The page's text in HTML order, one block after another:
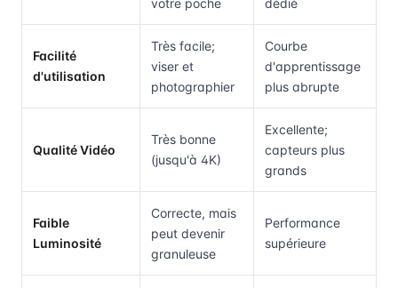
votre poche
dédié
Facilité
d'utilisation
Très facile;
viser et
photographier
Courbe
d'apprentissage
plus abrupte
Qualité Vidéo
Très bonne
(jusqu'à 4K)
Excellente;
capteurs plus
grands
Faible
Luminosité
Correcte, mais
peut devenir
granuleuse
Performance
supérieure